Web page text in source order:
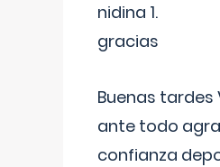
nidina 1.
gracias
Buenas tardes
ante todo
confianza